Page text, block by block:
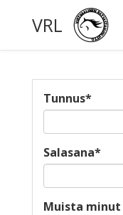
VRL
Tunnus*
Salasana*
Muista minut